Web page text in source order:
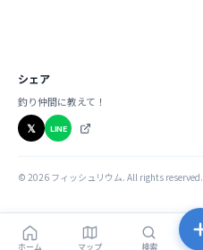
シェア
釣り仲間に教えて！
𝕏 LINE
© 2026 フィッシュリウム. All rights reserved.
ホーム マップ 検索